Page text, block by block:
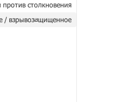
столкновения
/ взрывозащищенное